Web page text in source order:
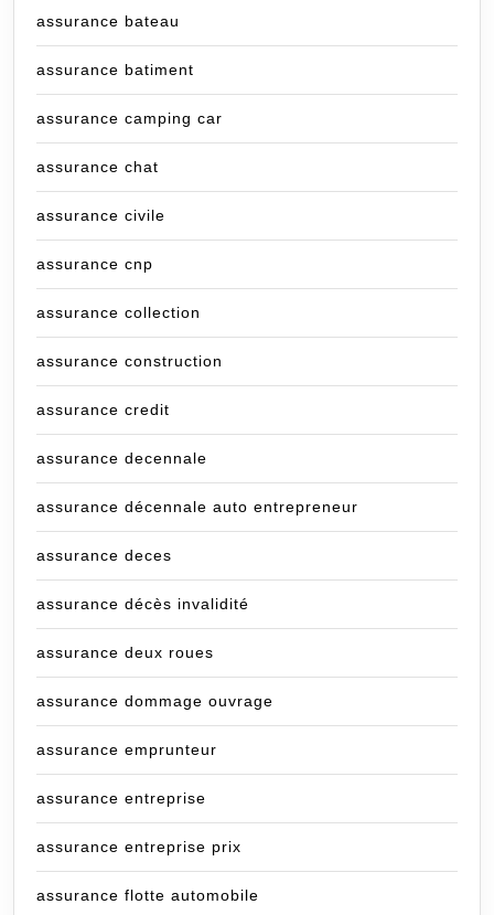
assurance bateau
assurance batiment
assurance camping car
assurance chat
assurance civile
assurance cnp
assurance collection
assurance construction
assurance credit
assurance decennale
assurance décennale auto entrepreneur
assurance deces
assurance décès invalidité
assurance deux roues
assurance dommage ouvrage
assurance emprunteur
assurance entreprise
assurance entreprise prix
assurance flotte automobile